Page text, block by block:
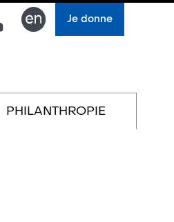
Connexion Je donne
PHILANTHROPIE